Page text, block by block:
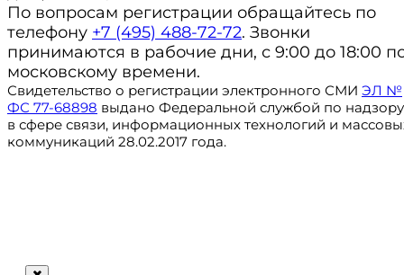
По вопросам регистрации обращайтесь по
телефону +7 (495) 488-72-72. Звонки
принимаются в рабочие дни, с 9:00 до 18:00
московскому времени.
Свидетельство о регистрации электронного СМИ ЭЛ №
ФС 77-68898 выдано Федеральной службой по надзору
в сфере связи, информационных технологий и
коммуникаций 28.02.2017 года.